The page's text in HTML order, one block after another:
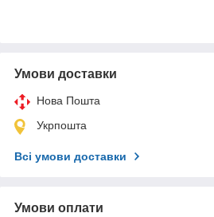
Умови доставки
Нова Пошта
Укрпошта
Всі умови доставки
Умови оплати